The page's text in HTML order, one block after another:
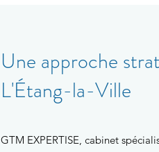
Une approche
L'Étang-la-Ville
GTM EXPERTISE, cabinet